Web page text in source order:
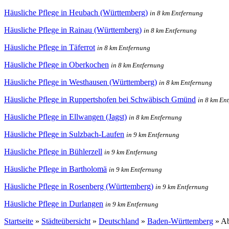
Häusliche Pflege in Heubach (Württemberg) in 8 km Entfernung
Häusliche Pflege in Rainau (Württemberg) in 8 km Entfernung
Häusliche Pflege in Täferrot in 8 km Entfernung
Häusliche Pflege in Oberkochen in 8 km Entfernung
Häusliche Pflege in Westhausen (Württemberg) in 8 km Entfernung
Häusliche Pflege in Ruppertshofen bei Schwäbisch Gmünd in 8 km
Häusliche Pflege in Ellwangen (Jagst) in 8 km Entfernung
Häusliche Pflege in Sulzbach-Laufen in 9 km Entfernung
Häusliche Pflege in Bühlerzell in 9 km Entfernung
Häusliche Pflege in Bartholomä in 9 km Entfernung
Häusliche Pflege in Rosenberg (Württemberg) in 9 km Entfernung
Häusliche Pflege in Durlangen in 9 km Entfernung
Startseite » Städteübersicht » Deutschland » Baden-Württemberg »